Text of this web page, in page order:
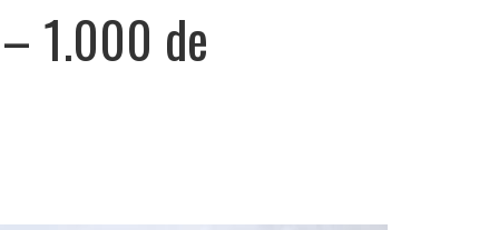
1.000 de